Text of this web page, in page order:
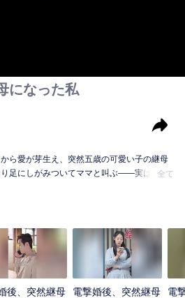
になった私
ら愛が芽生え、突然五歳の可愛い子の継母
足にしがみついてママと叫ぶ——実はこの
全て
後、突然継母
電撃婚後、突然継母
電